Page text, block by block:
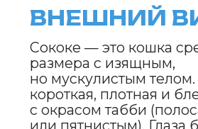
к новым условиям. Сококе
известны своей любовью к высоте
и могут с удовольствием лазать
по мебели.